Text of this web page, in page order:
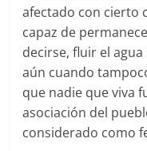
afectado con cierto
capaz de
decirse, fluir el
aún cuando
que nadie que viva
asociación del
considerado como